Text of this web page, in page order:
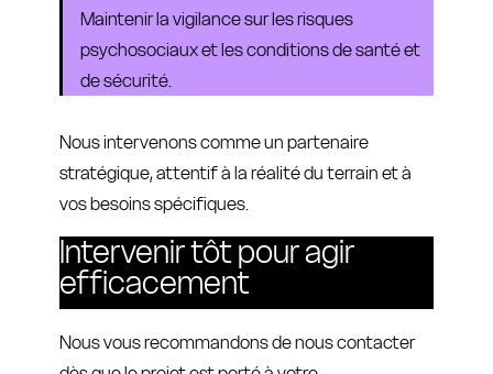
Maintenir la vigilance sur les risques
psychosociaux et les conditions de santé et
de sécurité.
Nous intervenons comme un partenaire
stratégique, attentif à la réalité du terrain et à
vos besoins spécifiques.
Intervenir tôt pour agir
efficacement
Nous vous recommandons de nous contacter